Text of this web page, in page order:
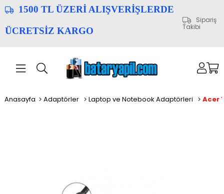
1500 TL ÜZERİ ALIŞVERİŞLERDE
ÜCRETSİZ KARGO
Sipariş
Takibi
Anasayfa Adaptörler Laptop ve Notebook Adaptörleri